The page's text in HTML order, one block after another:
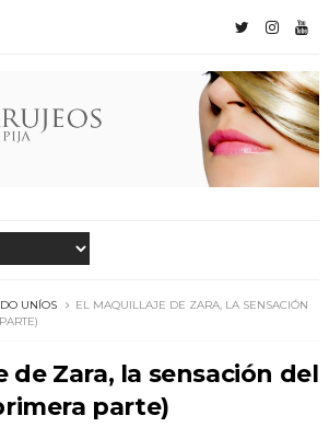
UNÍOS
EL MAQUILLAJE DE ZARA, LA SENSACIÓN
de Zara, la sensación del
parte)